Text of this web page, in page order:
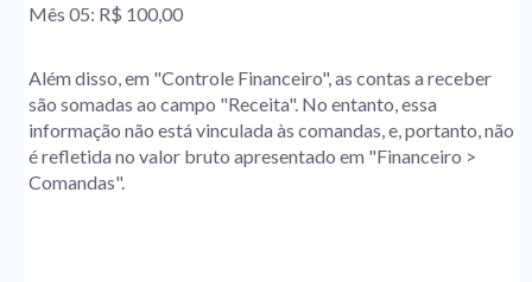
Mês 05: R$ 100,00
Além disso, em "Controle Financeiro", as contas a receber
são somadas ao campo "Receita". No entanto, essa
informação não está vinculada às comandas, e, portanto, não
é refletida no valor bruto apresentado em "Financeiro >
Comandas".